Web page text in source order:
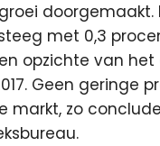
doorgemaakt.
met 0,3
opzichte van het
Geen geringe
markt, zo